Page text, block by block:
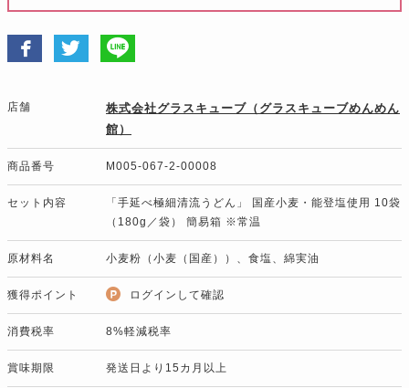
店舗
株式会社グラスキューブ（グラスキューブめんめん
館）
商品番号 M005-067-2-00008
セット内容
「手延べ極細清流うどん」 国産小麦・能登塩使用 10袋
（180g／袋） 簡易箱 ※常温
原材料名 小麦粉（小麦（国産））、食塩、綿実油
獲得ポイント ログインして確認
消費税率 8%軽減税率
賞味期限 発送日より15カ月以上